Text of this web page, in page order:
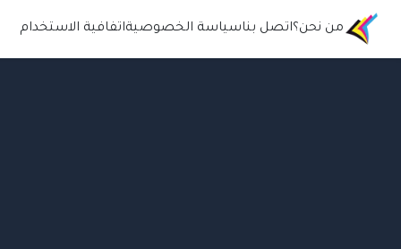
من نحن؟اتصل بناسياسة الخصوصيةاتفافية الاستخدام